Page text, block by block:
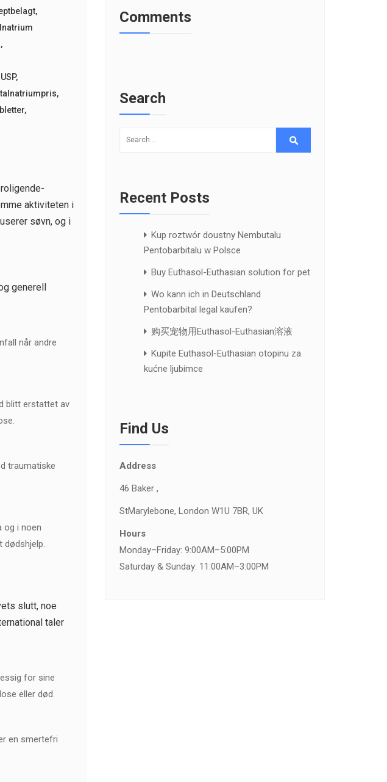
,
,
,
,
,
aktiviteten i
søvn, og i
generell
når andre
blitt erstattet av
traumatiske
og i noen
dødshjelp.
slutt, noe
taler
for sine
eller død.
en smertefri
Comments
Search
Recent Posts
Kup roztwór doustny Nembutalu
Pentobarbitalu w Polsce
Buy Euthasol-Euthasian solution for pet
Wo kann ich in Deutschland
Pentobarbital legal kaufen?
购买宠物用Euthasol-Euthasian溶液
Kupite Euthasol-Euthasian otopinu za
kućne ljubimce
Find Us
Address
46 Baker ,
StMarylebone, London W1U 7BR, UK
Hours
Monday–Friday: 9:00AM–5:00PM
Saturday & Sunday: 11:00AM–3:00PM